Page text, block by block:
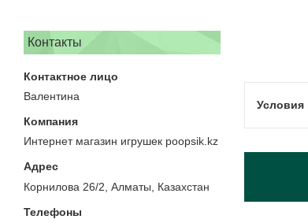
Контакты
Валентина
Интернет магазин игрушек poopsik.kz
Корнилова 26/2, Алматы, Казахстан